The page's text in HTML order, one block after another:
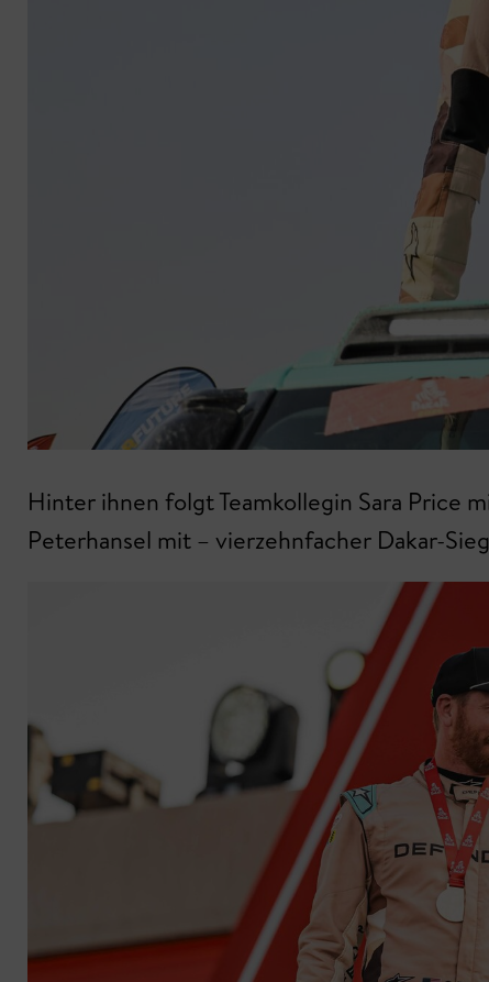
Hinter ihnen folgt Teamkollegin Sara Price
Peterhansel mit – vierzehnfacher Dakar-